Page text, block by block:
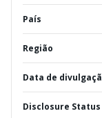
País
Região
Data de
Disclosure Status